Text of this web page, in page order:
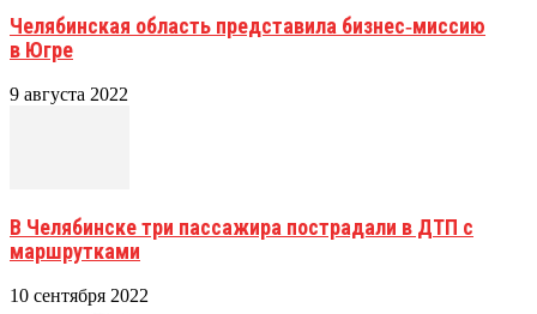
Челябинская область представила бизнес‑миссию
в Югре
9 августа 2022
В Челябинске три пассажира пострадали в ДТП с
маршрутками
10 сентября 2022